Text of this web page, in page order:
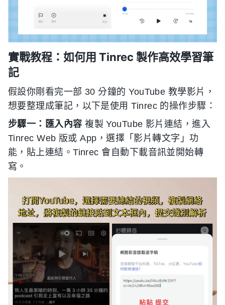
實戰教程：如何用 Tinrec 製作高效學習筆
記
假設你剛看完一部 30 分鐘的 YouTube 教學影片，
想要整理成筆記，以下是使用 Tinrec 的操作步驟：
步驟一：匯入內容 複製 YouTube 影片連結，進入
Tinrec Web 版或 App，選擇「影片轉文字」功
能，貼上連結。Tinrec 會自動下載音訊並開始轉
寫。